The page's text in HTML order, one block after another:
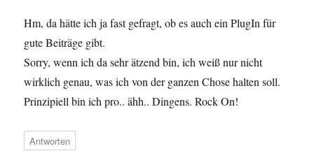
Hm, da hätte ich ja fast gefragt, ob es auch ein PlugIn für
gute Beiträge gibt.
Sorry, wenn ich da sehr ätzend bin, ich weiß nur nicht
wirklich genau, was ich von der ganzen Chose halten soll.
Prinzipiell bin ich pro.. ähh.. Dingens. Rock On!
Antworten